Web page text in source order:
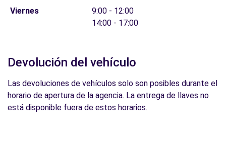
Viernes
9:00 - 12:00
14:00 - 17:00
Devolución del vehículo
Las devoluciones de vehículos solo son posibles durante el
horario de apertura de la agencia. La entrega de llaves no
está disponible fuera de estos horarios.